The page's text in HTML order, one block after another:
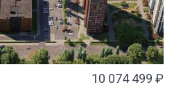
10 074 499 ₽